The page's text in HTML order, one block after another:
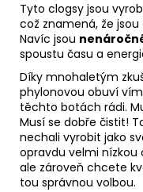
Tyto clogsy jsou
což znamená, že
Navíc jsou
spoustu času a
Díky mnohaletým
phylonovou obuví
těchto botách rádi.
Musí se dobře čistit!
nechali vyrobit jako
opravdu velmi nízkou
ale zároveň chcete
tou správnou volbou.